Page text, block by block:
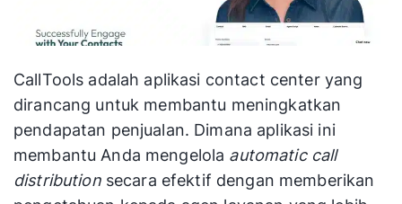
CallTools adalah aplikasi contact center yang
dirancang untuk membantu meningkatkan
pendapatan penjualan. Dimana aplikasi ini
membantu Anda mengelola automatic call
distributionsecara efektif dengan memberikan